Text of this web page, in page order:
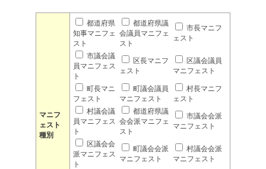
マニフ
ェスト
種別
都道府県
知事マニフェ
スト
都道府県議
会議員マニフェ
スト
市長マニフ
ェスト
市議会議
員マニフェス
ト
区長マニフ
ェスト
区議会議員
マニフェスト
町長マニ
フェスト
町議会議員
マニフェスト
村長マニフ
ェスト
村議会議
員マニフェス
ト
都道府県議
会会派マニフェ
スト
市議会会派
マニフェスト
区議会会
派マニフェス
ト
町議会会派
マニフェスト
村議会会派
マニフェスト